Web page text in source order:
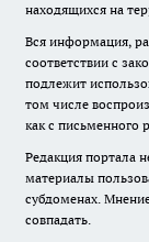
находящихся на
Вся информация,
соответствии с
подлежит
том числе
как с письменного
Редакция портала
материалы
субдоменах.
совпадать.